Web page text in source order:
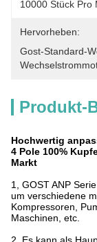
10000 Stück Pro
Hervorheben:
Gost-Standard-
Produkt-
Hochwertig
4 Pole 100%
Markt
1, GOST ANP
um verschiedene
Kompressoren,
Maschinen, etc.